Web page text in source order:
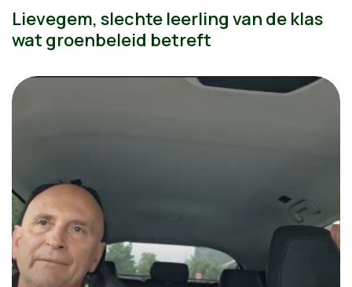
Lievegem, slechte leerling van de klas
wat groenbeleid betreft